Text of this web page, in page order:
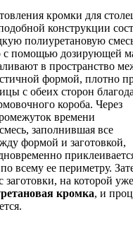
кромки для
конструкции
полиуретановую
с помощью дозирующей
в пространство
формой, плотно
с обеих сторон
короба. Через
времени
заполнившая все
формой и заготовкой,
всему ее периметру.
на которой уже
кромка, и